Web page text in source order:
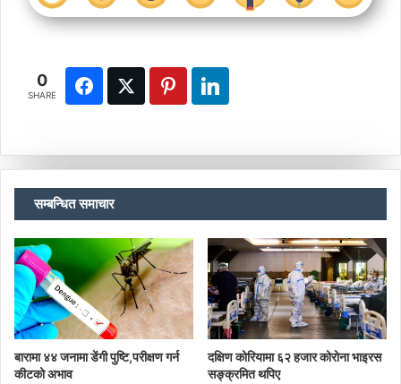
0
SHARE
सम्बन्धित समाचार
बारामा ४४ जनामा डेंगी पुष्टि,परीक्षण गर्न
कीटको अभाव
दक्षिण कोरियामा ६२ हजार कोरोना भाइरस
सङ्क्रमित थपिए